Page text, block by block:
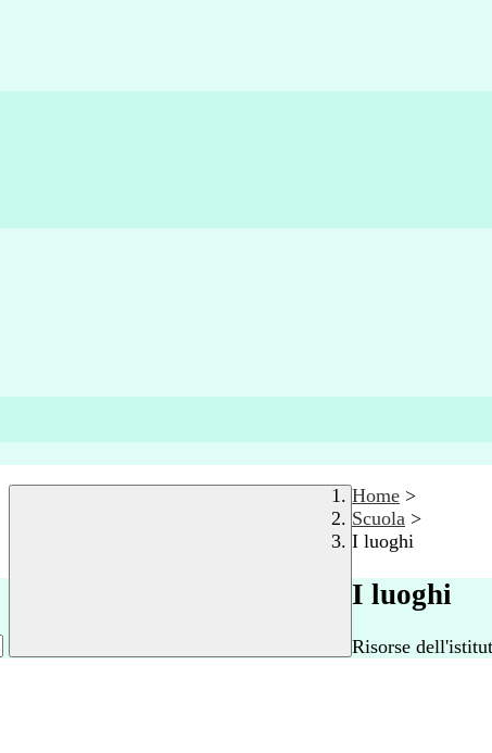
Home >
Scuola >
I luoghi
I luoghi
Risorse